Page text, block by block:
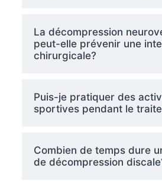
La décompression
peut-elle prévenir une
chirurgicale?
Puis-je pratiquer des
sportives pendant le
Combien de temps dure
de décompression